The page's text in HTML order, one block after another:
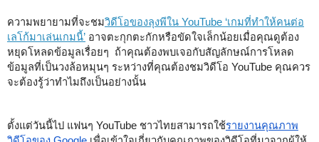
ความพยายามที่จะชมวิดีโอของลุงพีใน YouTube ‘เกมที่ทำให้คนต่อ
เลโก้มาเล่นเกมนี้’ อาจตะกุกตะกักหรือขัดใจเล็กน้อยเมื่อคุณดูต้อง
หยุดโหลดข้อมูลเรื่อยๆ  ถ้าคุณต้องพบเจอกับสัญลักษณ์การโหลด
ข้อมูลที่เป็นวงล้อหมุนๆ ระหว่างที่คุณต้องชมวิดีโอ YouTube คุณควร
จะต้องรู้ว่าทำไมถึงเป็นอย่างนั้น
ตั้งแต่วันนี้ไป แฟนๆ YouTube ชาวไทยสามารถใช้รายงานคุณภาพ